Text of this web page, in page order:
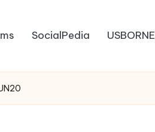
SocialPedia USBORNE